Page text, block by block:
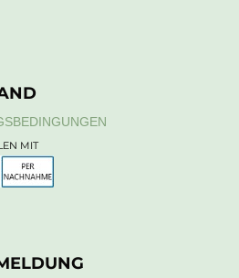
MIT